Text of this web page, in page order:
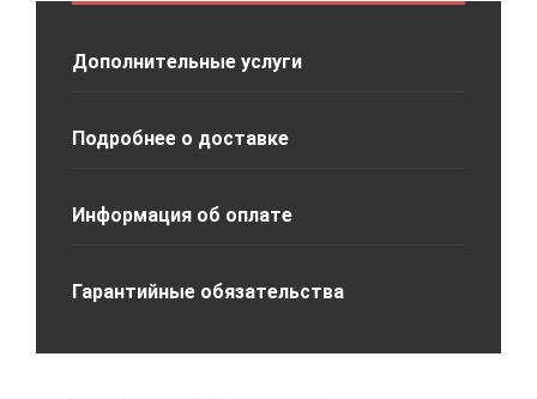
Дополнительные услуги
Подробнее о доставке
Информация об оплате
Гарантийные обязательства